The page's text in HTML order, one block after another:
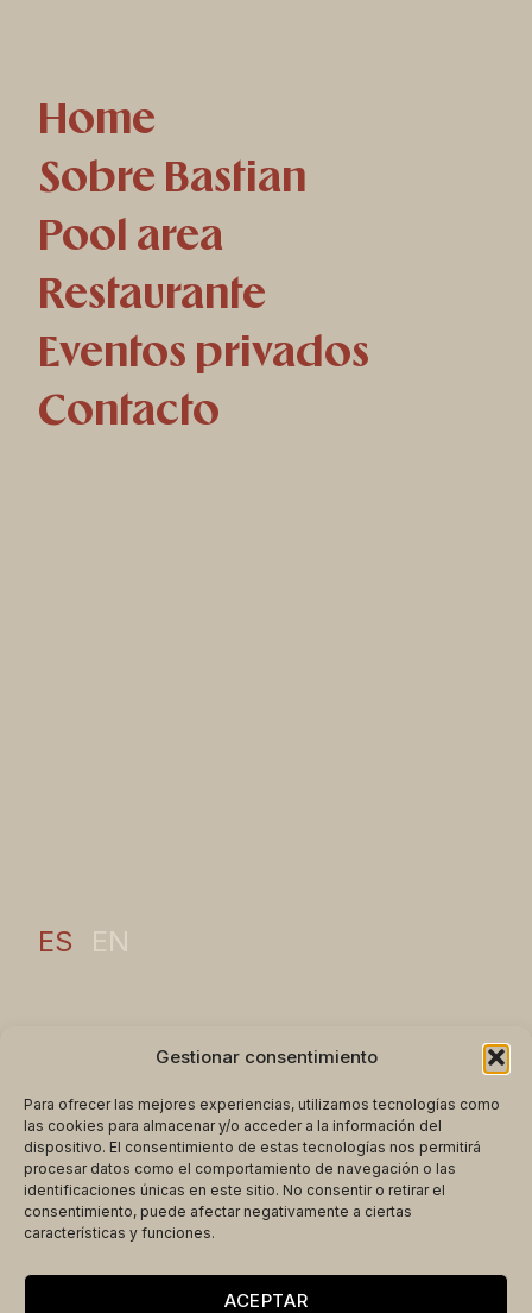
Gestionar consentimiento
Para ofrecer las mejores experiencias, utilizamos tecnologías como
las cookies para almacenar y/o acceder a la información del
dispositivo. El consentimiento de estas tecnologías nos permitirá
procesar datos como el comportamiento de navegación o las
identificaciones únicas en este sitio. No consentir o retirar el
consentimiento, puede afectar negativamente a ciertas
características y funciones.
ACEPTAR
Home
Sobre Bastian
Pool area
Restaurante
Eventos privados
Contacto
ES EN